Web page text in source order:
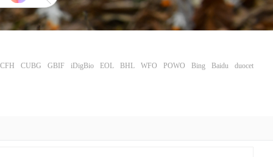
CFH CUBG GBIF iDigBio EOL BHL WFO POWO Bing Baidu duocet